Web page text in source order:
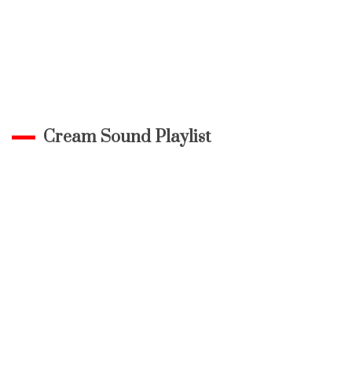
Cream Sound Playlist